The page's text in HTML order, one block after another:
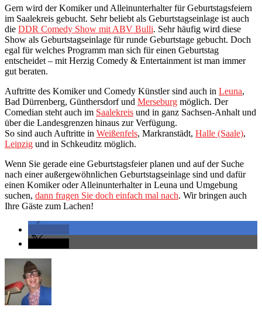
Gern wird der Komiker und Alleinunterhalter für Geburtstagsfeiern
im Saalekreis gebucht. Sehr beliebt als Geburtstagseinlage ist auch
die DDR Comedy Show mit ABV Bulli. Sehr häufig wird diese
Show als Geburtstagseinlage für runde Geburtstage gebucht. Doch
egal für welches Programm man sich für einen Geburtstag
entscheidet – mit Herzig Comedy & Entertainment ist man immer
gut beraten.
Auftritte des Komiker und Comedy Künstler sind auch in Leuna,
Bad Dürrenberg, Günthersdorf und Merseburg möglich. Der
Comedian steht auch im Saalekreis und in ganz Sachsen-Anhalt und
über die Landesgrenzen hinaus zur Verfügung.
So sind auch Auftritte in Weißenfels, Markranstädt, Halle (Saale),
Leipzig und in Schkeuditz möglich.
Wenn Sie gerade eine Geburtstagsfeier planen und auf der Suche
nach einer außergewöhnlichen Geburtstagseinlage sind und dafür
einen Komiker oder Alleinunterhalter in Leuna und Umgebung
suchen, dann fragen Sie doch einfach mal nach. Wir bringen auch
Ihre Gäste zum Lachen!